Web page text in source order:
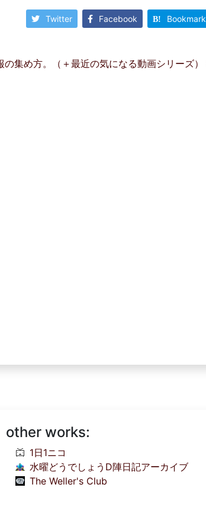
Twitter Facebook Bookmark
集め方。（＋最近の気になる動画シリーズ）
other works:
1日1ニコ
水曜どうでしょうD陣日記アーカイブ
The Weller's Club